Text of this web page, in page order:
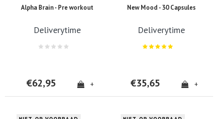
Alpha Brain - Pre workout
Deliverytime
€62,95 +
New Mood - 30 Capsules
Deliverytime
€35,65 +